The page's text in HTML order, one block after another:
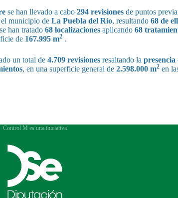
se han llevado a cabo 294 revisionesde puntos
municipio de La Puebla del Río, resultando 68 de
han tratado 68 localizacionesaplicando 68
de 167.995 m2.
un total de 4.709 revisionesresaltando la presencia
, en una superficie general de2.598.000 m2 en
Control M es una iniciativa